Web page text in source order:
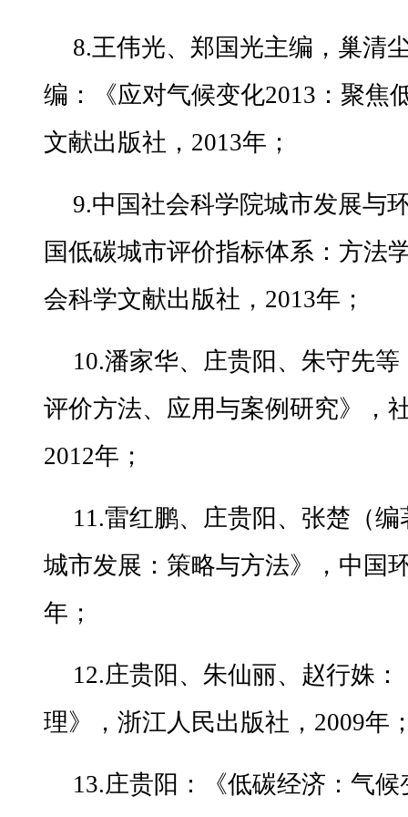
8.王伟光、郑国光主编，巢清
编：《应对气候变化2013：聚焦
文献出版社，2013年；
9.中国社会科学院城市发展与
国低碳城市评价指标体系：方法
会科学文献出版社，2013年；
10.潘家华、庄贵阳、朱守先
评价方法、应用与案例研究》，
2012年；
11.雷红鹏、庄贵阳、张楚（
城市发展：策略与方法》，中国
年；
12.庄贵阳、朱仙丽、赵行姝
理》，浙江人民出版社，2009年
13.庄贵阳：《低碳经济：气